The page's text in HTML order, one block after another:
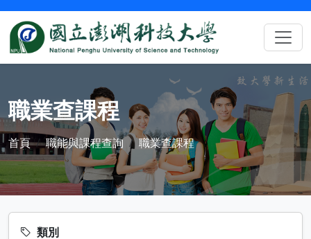
職業查課程
首頁 職能與課程查詢 職業查課程
類別